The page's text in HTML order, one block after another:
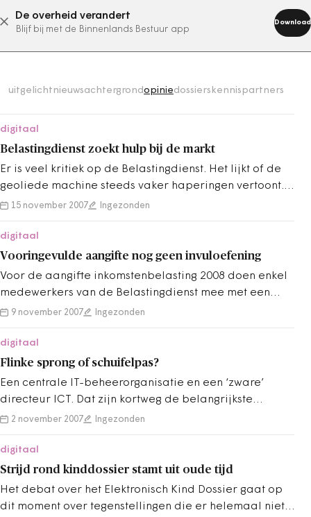
De overheid verandert
Blijf bij met de Binnenlands Bestuur app
Download
abonneer nu
uitgelicht nieuwsachtergrondopiniedossiers kennispartners
digitaal
Belastingdienst zoekt hulp bij de markt
Er is veel kritiek op de Belastingdienst. Het lijkt of de
geoliede machine steeds vaker haperingen vertoont.
Werkt die Belastingdienst dan…
15 november 2007 Ingezonden
digitaal
Vooringevulde aangifte nog geen invuloefening
Voor de aangifte inkomstenbelasting 2008 doen enkel
medewerkers van de Belastingdienst mee met een
proef met de vooringevulde aangifte.…
9 november 2007 Ingezonden
digitaal
Flinke sprong of schuifelpas?
Een centrale IT-beheerorganisatie en een ‘zware’
directeur ICT. Dat zijn kortweg de belangrijkste
gereedschappen waarmee het kabinet…
2 november 2007 Ingezonden
digitaal
Strijd rond kinddossier stamt uit oude tijd
Het debat over het Elektronisch Kind Dossier gaat op
dit moment over tegenstellingen die er helemaal niet